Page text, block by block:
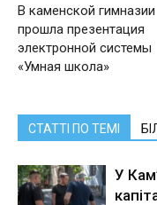
В каменской гимназии
прошла презентация
электронной системы
«Умная школа»
СТАТТІ ПО ТЕМІ
У